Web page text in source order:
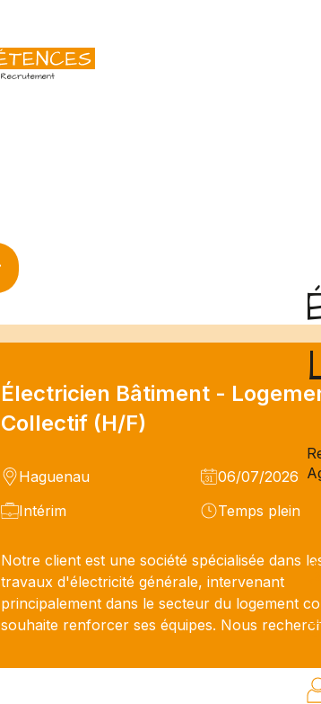
Électricien Bâtiment -
Collectif (H/F)
Haguenau
06/07/2026
Intérim
Temps plein
Notre client est une société spécialisée dans
travaux d'électricité générale, intervenant
principalement dans le secteur du logement
souhaite renforcer ses équipes. Nous